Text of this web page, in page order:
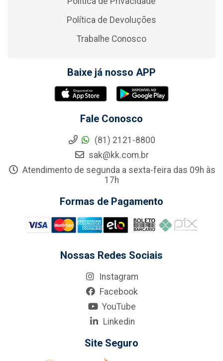
Política de Devoluções
Trabalhe Conosco
Baixe já nosso APP
Fale Conosco
(81) 2121-8800
sak@kk.com.br
Atendimento de segunda a sexta-feira das 09h às
17h
Formas de Pagamento
Nossas Redes Sociais
Instagram
Facebook
YouTube
Linkedin
Site Seguro